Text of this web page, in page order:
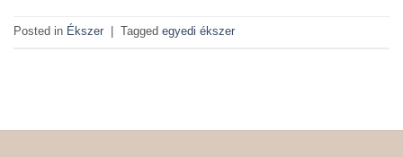
Posted in Ékszer Tagged egyedi ékszer